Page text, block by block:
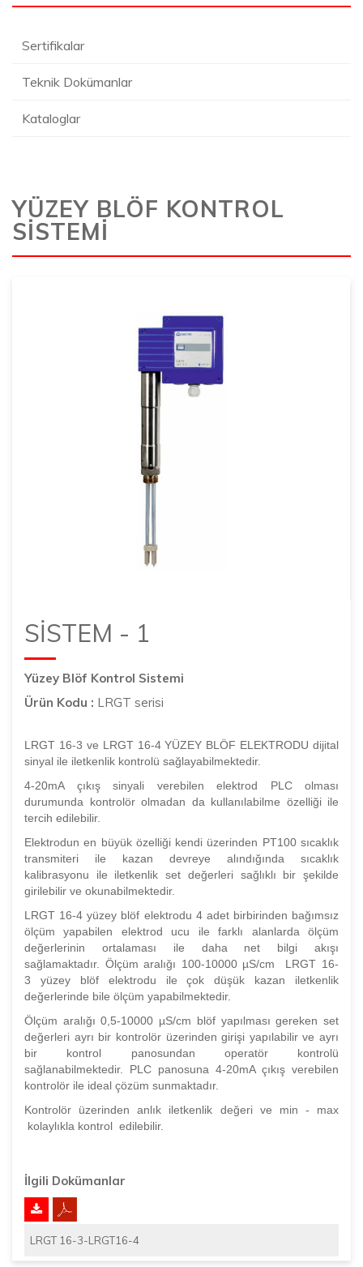
Sertifikalar
Teknik Dokümanlar
Kataloglar
YÜZEY BLÖF KONTROL
SİSTEMİ
SİSTEM - 1
Yüzey Blöf Kontrol Sistemi
Ürün Kodu : LRGT serisi
LRGT 16-3 ve LRGT 16-4 YÜZEY BLÖF ELEKTRODU dijital
sinyal ile iletkenlik kontrolü sağlayabilmektedir.
4-20mA çıkış sinyali verebilen elektrod PLC olması
durumunda kontrolör olmadan da kullanılabilme özelliği ile
tercih edilebilir.
Elektrodun en büyük özelliği kendi üzerinden PT100 sıcaklık
transmiteri ile kazan devreye alındığında sıcaklık
kalibrasyonu ile iletkenlik set değerleri sağlıklı bir şekilde
girilebilir ve okunabilmektedir.
LRGT 16-4 yüzey blöf elektrodu 4 adet birbirinden bağımsız
ölçüm yapabilen elektrod ucu ile farklı alanlarda ölçüm
değerlerinin ortalaması ile daha net bilgi akışı
sağlamaktadır. Ölçüm aralığı 100-10000 µS/cm LRGT 16-
3 yüzey blöf elektrodu ile çok düşük kazan iletkenlik
değerlerinde bile ölçüm yapabilmektedir.
Ölçüm aralığı 0,5-10000 µS/cm blöf yapılması gereken set
değerleri ayrı bir kontrolör üzerinden girişi yapılabilir ve ayrı
bir kontrol panosundan operatör kontrolü
sağlanabilmektedir. PLC panosuna 4-20mA çıkış verebilen
kontrolör ile ideal çözüm sunmaktadır.
Kontrolör üzerinden anlık iletkenlik değeri ve min - max
kolaylıkla kontrol edilebilir.
İlgili Dokümanlar
LRGT 16-3-LRGT16-4